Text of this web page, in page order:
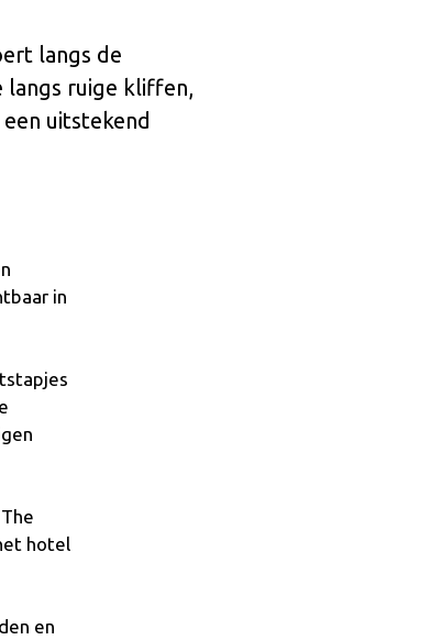
langs de
langs ruige kliffen,
uitstekend
in
hotel
en